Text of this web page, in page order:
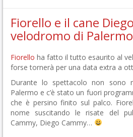
Fiorello e il cane
velodromo di Palermo
Fiorello ha fatto il tutto esaurito al
forse tornerà per una data extra a
Durante lo spettacolo non sono
Palermo e c’è stato un fuori
che è persino finito sul palco.
nome suscitando le risate del
Cammy, Diego Cammy…